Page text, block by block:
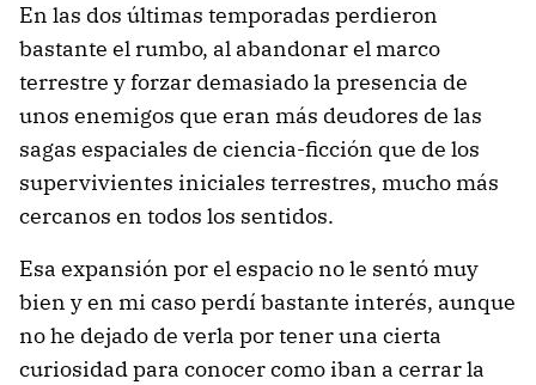
En las dos últimas temporadas perdieron
bastante el rumbo, al abandonar el marco
terrestre y forzar demasiado la presencia de
unos enemigos que eran más deudores de las
sagas espaciales de ciencia-ficción que de los
supervivientes iniciales terrestres, mucho más
cercanos en todos los sentidos.
Esa expansión por el espacio no le sentó muy
bien y en mi caso perdí bastante interés, aunque
no he dejado de verla por tener una cierta
curiosidad para conocer como iban a cerrar la